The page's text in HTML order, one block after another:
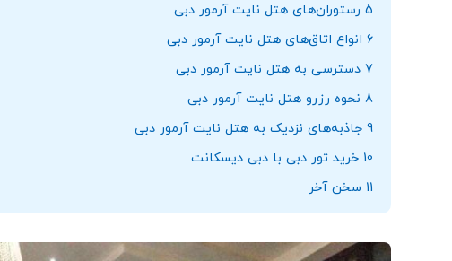
5 رستوران‌های هتل نایت آرمور دبی
6 انواع اتاق‌های هتل نایت آرمور دبی
7 دسترسی به هتل نایت آرمور دبی
8 نحوه رزرو هتل نایت آرمور دبی
9 جاذبه‌های نزدیک به هتل نایت آرمور دبی
10 خرید تور دبی با دبی دیسکانت
11 سخن آخر